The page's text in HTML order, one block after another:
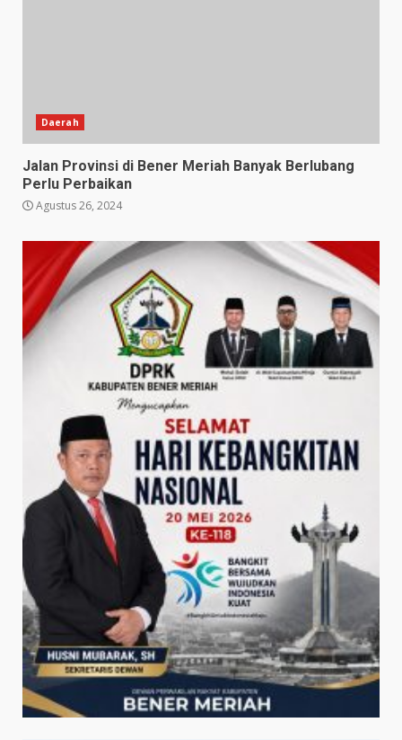
Daerah
Jalan Provinsi di Bener Meriah Banyak Berlubang
Perlu Perbaikan
Agustus 26, 2024